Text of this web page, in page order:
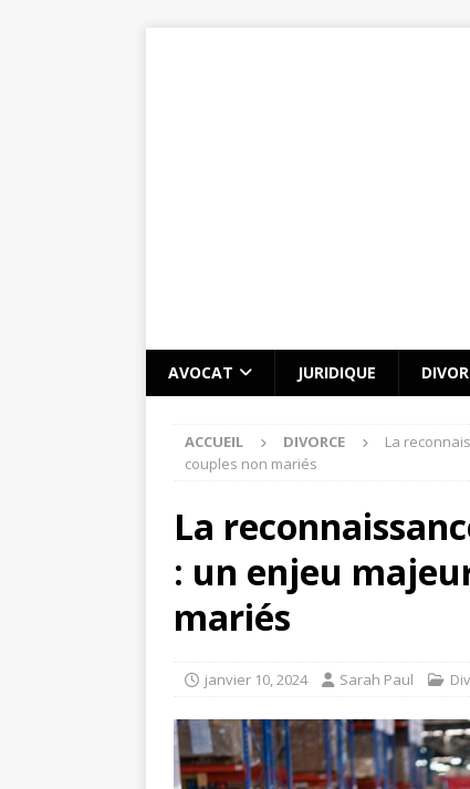
AVOCAT JURIDIQUE
ACCUEIL DIVORCE
La
couples non mariés
La
: un enjeu
mariés
janvier 10, 2024 Sarah Paul